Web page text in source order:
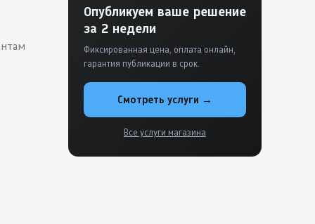
Опубликуем ваше решение
за 2 недели
Фиксированная цена, оплата онлайн,
гарантия публикации в срок.
Смотреть услуги →
Все услуги магазина